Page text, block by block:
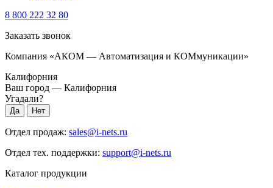
8 800 222 32 80
Заказать звонок
Компания «АКОМ — Автоматизация и КОМмуникации»
Калифорния
Ваш город — Калифорния
Угадали?
Отдел продаж: sales@i-nets.ru
Отдел тех. поддержки: support@i-nets.ru
Каталог продукции